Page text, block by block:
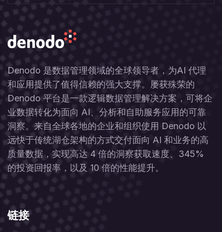
Denodo 是数据管理领域的全球领导者，为AI 代理
和应用提供了值得信赖的强大支撑。屡获殊荣的
Denodo 平台是一款逻辑数据管理解决方案，可将企
业数据转化为面向 AI、分析和自助服务应用的可靠
洞察。来自全球各地的企业和组织使用 Denodo 以
远快于传统湖仓架构的方式交付面向 AI 和业务的高
质量数据，实现高达 4 倍的洞察获取速度、345%
的投资回报率，以及 10 倍的性能提升。
链接